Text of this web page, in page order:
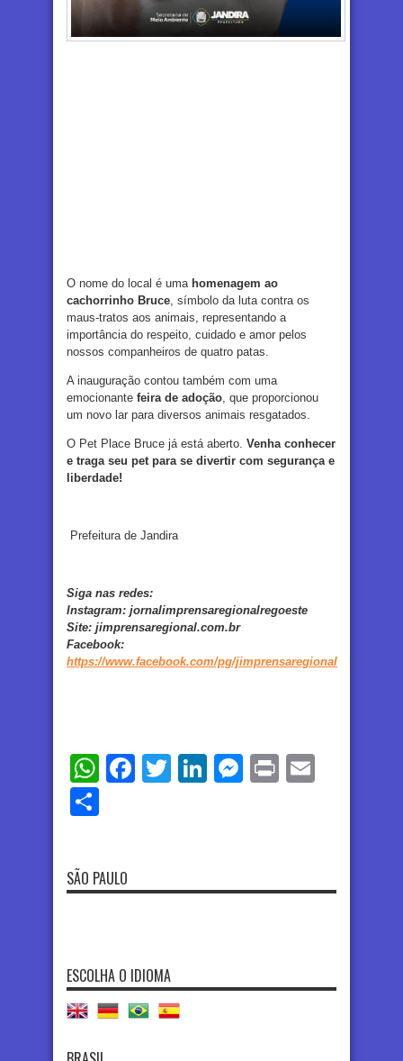
O nome do local é uma homenagem ao
cachorrinho Bruce, símbolo da luta contra os
maus-tratos aos animais, representando a
importância do respeito, cuidado e amor pelos
nossos companheiros de quatro patas.
A inauguração contou também com uma
emocionante feira de adoção, que proporcionou
um novo lar para diversos animais resgatados.
O Pet Place Bruce já está aberto. Venha conhecer
e traga seu pet para se divertir com segurança e
liberdade!
Prefeitura de Jandira
Siga nas redes:
Instagram: jornalimprensaregionalregoeste
Site: jimprensaregional.com.br
Facebook:
https://www.facebook.com/pg/jimprensaregional
WhatsApp
Facebook
TwitterLinkedIn
Messenger
Print
SÃO PAULO
ESCOLHA O IDIOMA